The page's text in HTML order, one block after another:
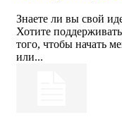
Знаете ли вы свой
Хотите
того, чтобы начать
или...